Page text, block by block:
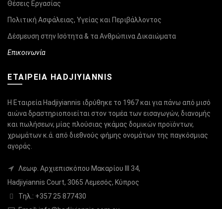
Θέσεις Εργασίας
Πολιτική Ασφάλειας, Υγείας και Περιβάλλοντος
Δέσμευση στην Ισότητα & τα Ανθρώπινα Δικαιώματα
Επικοινωνία
ΕΤΑΙΡΕΙΑ HADJIYIANNIS
Η Εταιρεία Hadjiyiannis ιδρύθηκε το 1967 και για πάνω από μισό
αιώνα δραστηριοποιείται στον τομέα των εισαγωγών, διανομής
και πωλήσεων, μίας πλούσιας γκάμας δομικών προϊόντων,
χρωμάτων κ.ά. από διεθνούς φήμης ονομάτων της παγκόσμιας
αγοράς.
Λεωφ. Αρχιεπισκόπου Μακαρίου ΙΙΙ 34,
Hadjiyiannis Court, 3065 Λεμεσός, Κύπρος
Τηλ.: +357 25 877430